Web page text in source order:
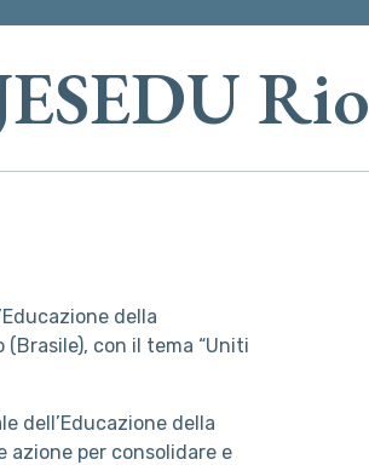
Rio
della
(Brasile), con il tema “Uniti
dell’Educazione della
azione per consolidare e